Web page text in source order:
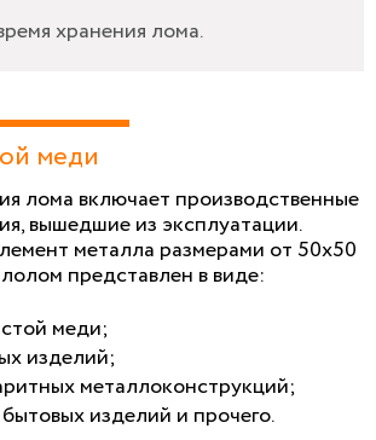
хранения лома.
меди
лома включает производственные
вышедшие из эксплуатации.
металла размерами от 50х50
представлен в виде:
меди;
изделий;
металлоконструкций;
изделий и прочего.